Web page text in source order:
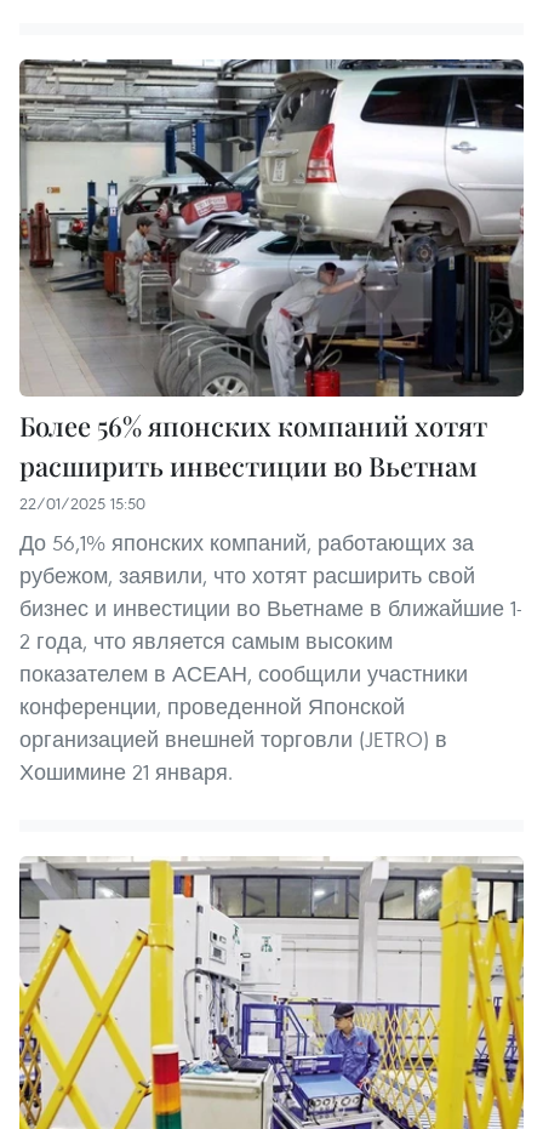
Более 56% японских компаний хотят
расширить инвестиции во Вьетнам
22/01/2025 15:50
До 56,1% японских компаний, работающих за
рубежом, заявили, что хотят расширить свой
бизнес и инвестиции во Вьетнаме в ближайшие 1-
2 года, что является самым высоким
показателем в АСЕАН, сообщили участники
конференции, проведенной Японской
организацией внешней торговли (JETRO) в
Хошимине 21 января.